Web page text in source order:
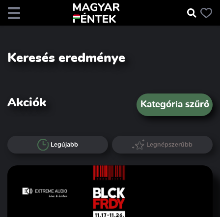
Keresés eredménye
Akciók Kategória szűrő
Legújabb Legnépszerűbb